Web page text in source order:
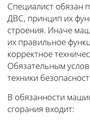
Специалист обязан
ДВС, принцип их
строения. Иначе
их правильное
корректное
Обязательным
техники
В обязанности
сгорания входит: